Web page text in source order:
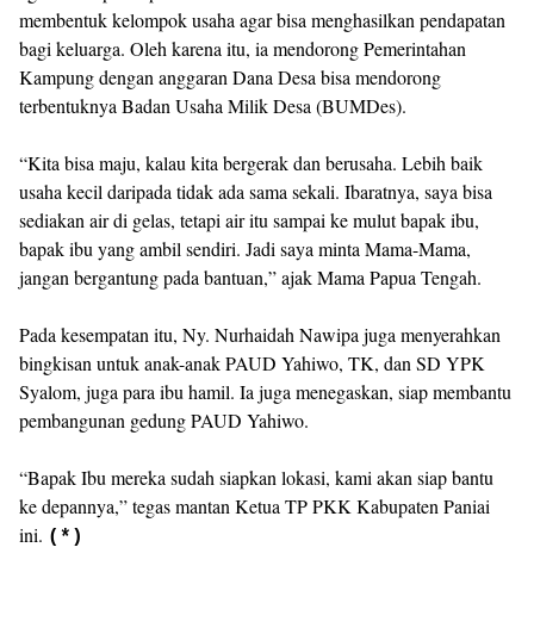
membentuk kelompok usaha agar bisa menghasilkan pendapatan
bagi keluarga. Oleh karena itu, ia mendorong Pemerintahan
Kampung dengan anggaran Dana Desa bisa mendorong
terbentuknya Badan Usaha Milik Desa (BUMDes).
“Kita bisa maju, kalau kita bergerak dan berusaha. Lebih baik
usaha kecil daripada tidak ada sama sekali. Ibaratnya, saya bisa
sediakan air di gelas, tetapi air itu sampai ke mulut bapak ibu,
bapak ibu yang ambil sendiri. Jadi saya minta Mama-Mama,
jangan bergantung pada bantuan,” ajak Mama Papua Tengah.
Pada kesempatan itu, Ny. Nurhaidah Nawipa juga menyerahkan
bingkisan untuk anak-anak PAUD Yahiwo, TK, dan SD YPK
Syalom, juga para ibu hamil. Ia juga menegaskan, siap membantu
pembangunan gedung PAUD Yahiwo.
“Bapak Ibu mereka sudah siapkan lokasi, kami akan siap bantu
ke depannya,” tegas mantan Ketua TP PKK Kabupaten Paniai
ini. (*)